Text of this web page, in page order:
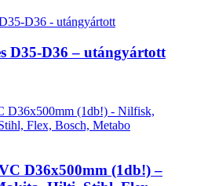
D35-D36 – utángyártott
D36x500mm (1db!) –